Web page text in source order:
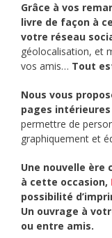
Grâce à vos
livre de façon à
votre réseau
géolocalisation, et
vos amis… Tout
Nous vous
pages
permettre de
graphiquement et
Une nouvelle ère
à cette occasion,
possibilité
Un ouvrage à
ou entre amis.